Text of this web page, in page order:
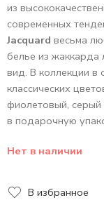
из
современных
Jacquard весьма
белье из
вид. В коллекции в
классических
фиолетовый,
в подарочную
Нет в наличии
В избранное